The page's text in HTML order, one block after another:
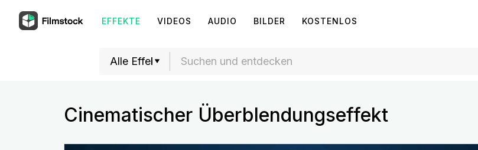
EFFEKTE VIDEOS AUDIO BILDER KOSTENLOS
Cinematischer Überblendungseffekt